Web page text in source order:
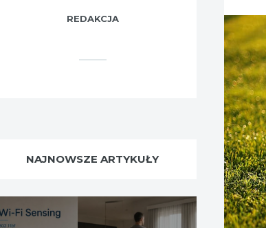
REDAKCJA
NAJNOWSZE ARTYKUŁY